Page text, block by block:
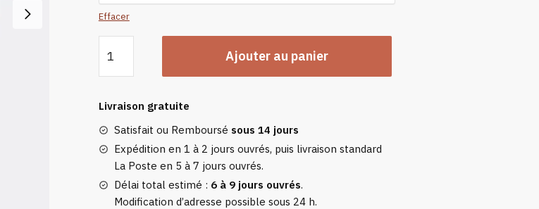
Effacer
de
Écharpe
En
Peluche
À
Bouts
Arrondis
Ajouter au panier
Livraison gratuite
Satisfait ou Remboursé sous 14 jours
Expédition en 1 à 2 jours ouvrés, puis livraison standard
La Poste en 5 à 7 jours ouvrés.
Délai total estimé : 6 à 9 jours ouvrés.
Modification d’adresse possible sous 24 h.